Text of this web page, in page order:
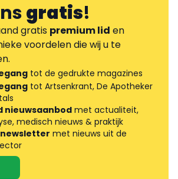
gratis!
gratis premium lid en
voordelen die wij u te
tot de gedrukte magazines
tot Artsenkrant, De Apotheker
nieuwsaanbodmet actualiteit,
medisch nieuws & praktijk
met nieuws uit de